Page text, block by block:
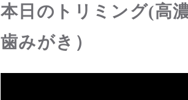
本日のトリミング(高
歯みがき）